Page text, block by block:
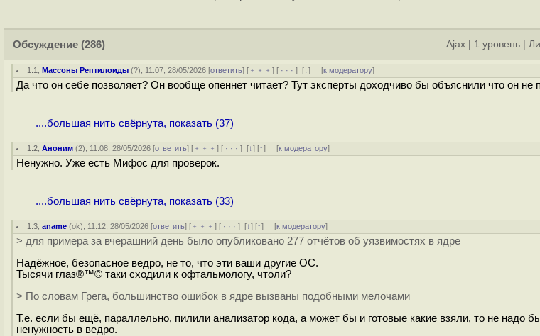
Обсуждение (286) Ajax 1 уровень
1.1 ,Массоны Рептилоиды (?), 11:07, 28/05/2026 [ответить] [ ﹢﹢﹢] [ · · ·][↓] [к модератору]
Да что он себе позволяет? Он вообще опеннет читает? Тут эксперты доходчиво бы объяснили что он не
....большая нить свёрнута, показать (37)
1.2 ,Аноним (2), 11:08, 28/05/2026 [ответить] [ ﹢﹢﹢] [ · · ·][↓] [↑] [к модератору]
Ненужно. Уже есть Мифос для проверок.
....большая нить свёрнута, показать (33)
1.3 ,aname (ok), 11:12, 28/05/2026 [ответить] [ ﹢﹢﹢] [ · · ·][↓] [↑] [к модератору]
> для примера за вчерашний день было опубликовано 277 отчётов об уязвимостях в ядре
Надёжное, безопасное ведро, не то, что эти ваши другие ОС.
Тысячи глаз®™© таки сходили к офтальмологу, чтоли?
> По словам Грега, большинство ошибок в ядре вызваны подобными мелочами
Т.е. если бы ещё, параллельно, пилили анализатор кода, а может бы и готовые какие взяли, то не надо
ненужность в ведро.